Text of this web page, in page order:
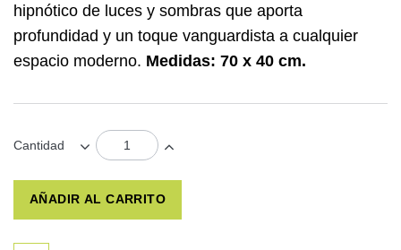
hipnótico de luces y sombras que aporta
profundidad y un toque vanguardista a cualquier
espacio moderno. Medidas: 70 x 40 cm.
Cantidad
AÑADIR AL CARRITO